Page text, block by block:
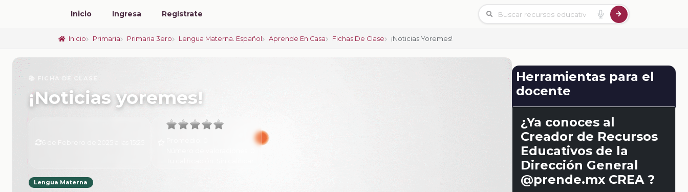
Inicio Ingresa Regístrate
Inicio Primaria Primaria 3ero Lengua Materna. Español Aprende En Casa Fichas De Clase ¡Noticias Yoremes!
📚 FICHA DE CLASE
¡Noticias yoremes!
Lengua Materna
Herramientas para el
docente
¿Ya conoces al
Creador de Recursos
Educativos de la
Dirección General
@prende.mx CREA ?